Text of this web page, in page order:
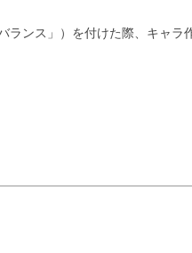
ンス」）を付けた際、キャラ